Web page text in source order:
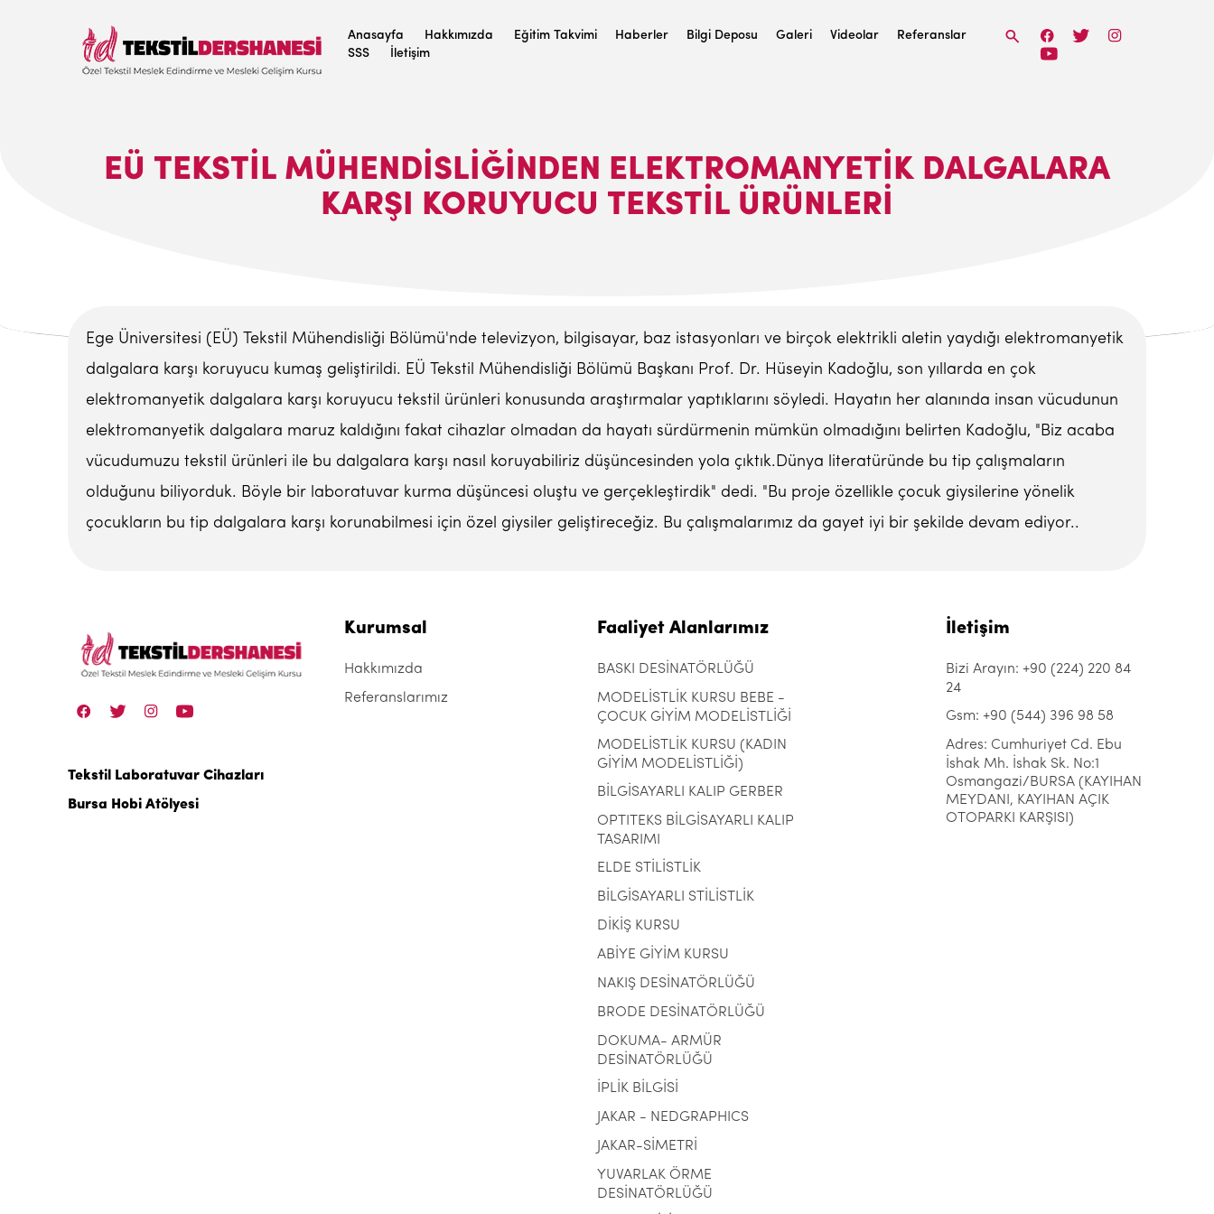
Anasayfa Hakkımızda Eğitim Takvimi Haberler Bilgi Deposu Galeri Videolar
Referanslar
SSS
İletişim
EÜ TEKSTIL MÜHENDISLIĞINDEN ELEKTROMANYETIK DALGALARA
KARŞI KORUYUCU TEKSTIL ÜRÜNLERI
Ege Üniversitesi (EÜ) Tekstil Mühendisliği Bölümü'nde televizyon, bilgisayar, baz istasyonları ve birçok elektrikli aletin yaydığı elektromanyetik
dalgalara karşı koruyucu kumaş geliştirildi. EÜ Tekstil Mühendisliği Bölümü Başkanı Prof. Dr. Hüseyin Kadoğlu, son yıllarda en çok
elektromanyetik dalgalara karşı koruyucu tekstil ürünleri konusunda araştırmalar yaptıklarını söyledi. Hayatın her alanında insan vücudunun
elektromanyetik dalgalara maruz kaldığını fakat cihazlar olmadan da hayatı sürdürmenin mümkün olmadığını belirten Kadoğlu, "Biz acaba
vücudumuzu tekstil ürünleri ile bu dalgalara karşı nasıl koruyabiliriz düşüncesinden yola çıktık.Dünya literatüründe bu tip çalışmaların
olduğunu biliyorduk. Böyle bir laboratuvar kurma düşüncesi oluştu ve gerçekleştirdik" dedi. "Bu proje özellikle çocuk giysilerine yönelik
çocukların bu tip dalgalara karşı korunabilmesi için özel giysiler geliştireceğiz. Bu çalışmalarımız da gayet iyi bir şekilde devam ediyor..
Tekstil Laboratuvar Cihazları
Bursa Hobi Atölyesi
Kurumsal
Hakkımızda
Referanslarımız
Faaliyet Alanlarımız
BASKI DESİNATÖRLÜĞÜ
MODELİSTLİK KURSU BEBE -
ÇOCUK GİYİM MODELİSTLİĞİ
MODELİSTLİK KURSU (KADIN
GİYİM MODELİSTLİĞİ)
BİLGİSAYARLI KALIP GERBER
OPTITEKS BİLGİSAYARLI KALIP
TASARIMI
ELDE STİLİSTLİK
BİLGİSAYARLI STİLİSTLİK
DİKİŞ KURSU
ABİYE GİYİM KURSU
NAKIŞ DESİNATÖRLÜĞÜ
BRODE DESİNATÖRLÜĞÜ
DOKUMA- ARMÜR
DESİNATÖRLÜĞÜ
İPLİK BİLGİSİ
JAKAR - NEDGRAPHICS
JAKAR-SİMETRİ
YUVARLAK ÖRME
DESİNATÖRLÜĞÜ
İletişim
Bizi Arayın: +90 (224) 220 84
24
Gsm: +90 (544) 396 98 58
Adres: Cumhuriyet Cd. Ebu
İshak Mh. İshak Sk. No:1
Osmangazi/BURSA (KAYIHAN
MEYDANI, KAYIHAN AÇIK
OTOPARKI KARŞISI)